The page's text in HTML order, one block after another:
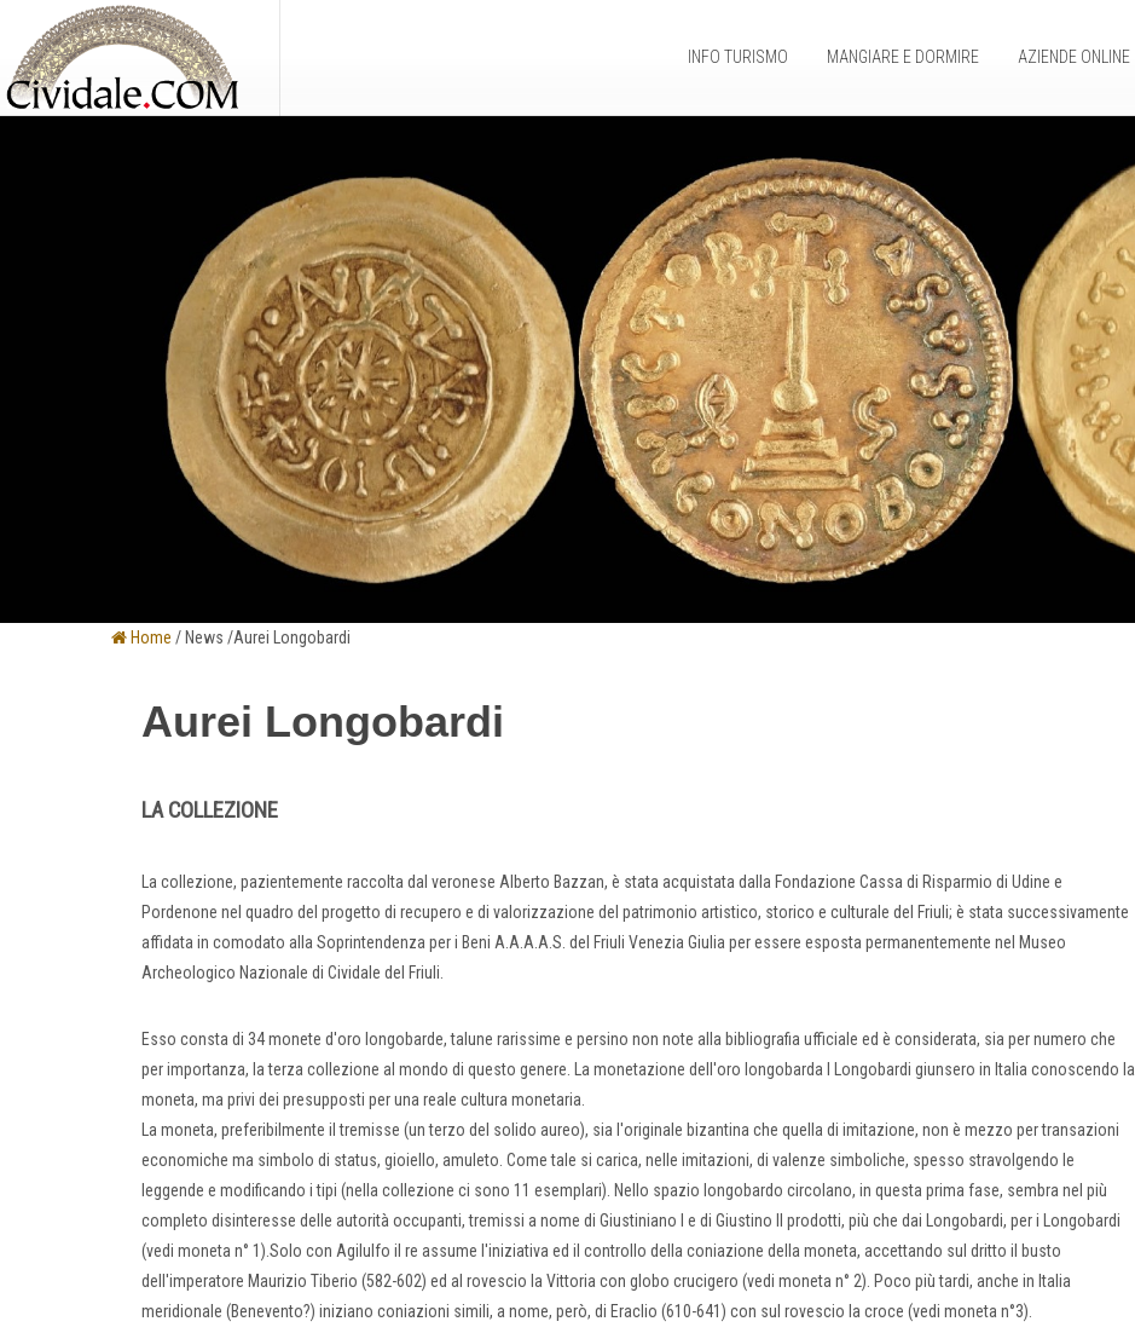
INFO TURISMO MANGIARE E DORMIRE AZIENDE ONLINE
Home / News /Aurei Longobardi
Aurei Longobardi
LA COLLEZIONE
La collezione, pazientemente raccolta dal veronese Alberto Bazzan, è stata acquistata dalla Fondazione Cassa di Risparmio di Udine e
Pordenone nel quadro del progetto di recupero e di valorizzazione del patrimonio artistico, storico e culturale del Friuli; è stata successivamente
affidata in comodato alla Soprintendenza per i Beni A.A.A.A.S. del Friuli Venezia Giulia per essere esposta permanentemente nel Museo
Archeologico Nazionale di Cividale del Friuli.
Esso consta di 34 monete d'oro longobarde, talune rarissime e persino non note alla bibliografia ufficiale ed è considerata, sia per numero che
per importanza, la terza collezione al mondo di questo genere. La monetazione dell'oro longobarda I Longobardi giunsero in Italia conoscendo la
moneta, ma privi dei presupposti per una reale cultura monetaria.
La moneta, preferibilmente il tremisse (un terzo del solido aureo), sia l'originale bizantina che quella di imitazione, non è mezzo per transazioni
economiche ma simbolo di status, gioiello, amuleto. Come tale si carica, nelle imitazioni, di valenze simboliche, spesso stravolgendo le
leggende e modificando i tipi (nella collezione ci sono 11 esemplari). Nello spazio longobardo circolano, in questa prima fase, sembra nel più
completo disinteresse delle autorità occupanti, tremissi a nome di Giustiniano I e di Giustino II prodotti, più che dai Longobardi, per i Longobardi
(vedi moneta n° 1).Solo con Agilulfo il re assume l'iniziativa ed il controllo della coniazione della moneta, accettando sul dritto il busto
dell'imperatore Maurizio Tiberio (582-602) ed al rovescio la Vittoria con globo crucigero (vedi moneta n° 2). Poco più tardi, anche in Italia
meridionale (Benevento?) iniziano coniazioni simili, a nome, però, di Eraclio (610-641) con sul rovescio la croce (vedi moneta n°3).